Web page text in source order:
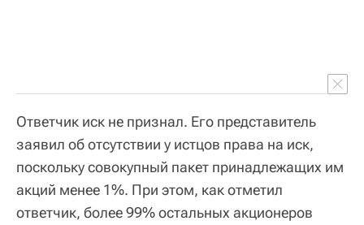
Ответчик иск не признал. Его представитель
заявил об отсутствии у истцов права на иск,
поскольку совокупный пакет принадлежащих им
акций менее 1%. При этом, как отметил
ответчик, более 99% остальных акционеров